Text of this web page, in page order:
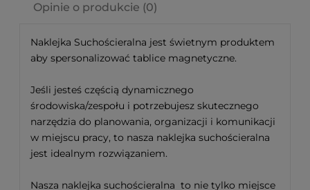
Opinie o produkcie (0)
Naklejka Suchościeralna jest świetnym produktem
aby spersonalizować tablice magnetyczne.
Jeśli jesteś częścią dynamicznego
środowiska/zespołu i potrzebujesz skutecznego
narzędzia do planowania, organizacji i komunikacji
w miejscu pracy, to nasza naklejka suchościeralna
jest idealnym rozwiązaniem.
Nasza naklejka suchościeralna to nie tylko miejsce